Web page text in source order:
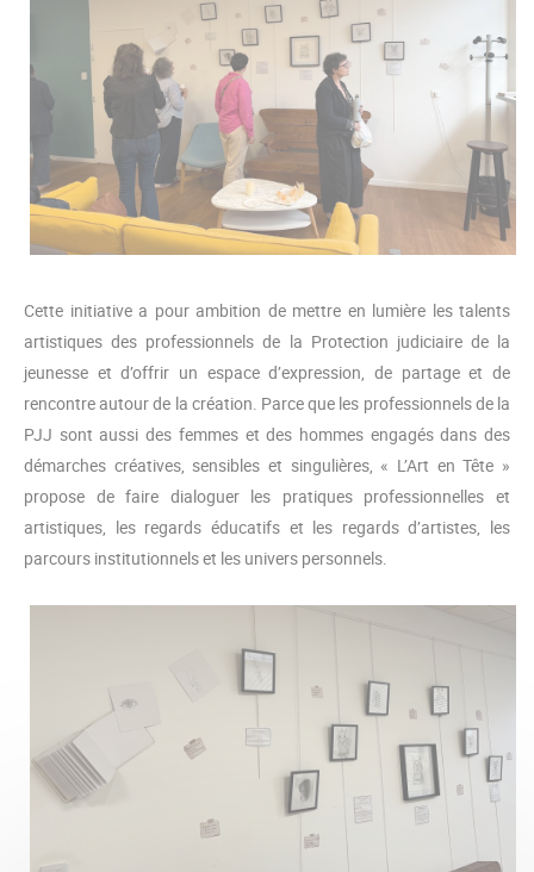
Cette initiative a pour ambition de mettre en lumière les talents
artistiques des professionnels de la Protection judiciaire de la
jeunesse et d’offrir un espace d’expression, de partage et de
rencontre autour de la création. Parce que les professionnels de la
PJJ sont aussi des femmes et des hommes engagés dans des
démarches créatives, sensibles et singulières, « L’Art en Tête »
propose de faire dialoguer les pratiques professionnelles et
artistiques, les regards éducatifs et les regards d’artistes, les
parcours institutionnels et les univers personnels.